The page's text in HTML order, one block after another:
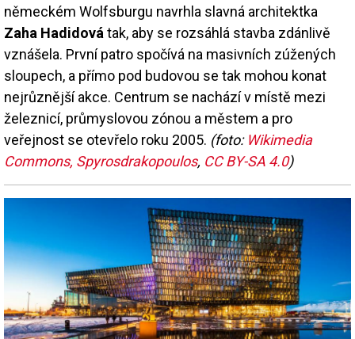
německém Wolfsburgu navrhla slavná architektka
Zaha Hadidová tak, aby se rozsáhlá stavba zdánlivě
vznášela. První patro spočívá na masivních zúžených
sloupech, a přímo pod budovou se tak mohou konat
nejrůznější akce. Centrum se nachází v místě mezi
železnicí, průmyslovou zónou a městem a pro
veřejnost se otevřelo roku 2005. (foto: Wikimedia
Commons, Spyrosdrakopoulos, CC BY-SA 4.0)